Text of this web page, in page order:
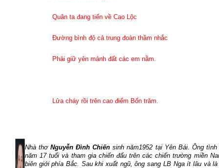
Quân ta đang tiến về Cao Lộc
Đường bình độ cả trung đoàn thầm nhắc
Phải giữ yên mảnh đất các em nằm.
Lửa cháy rồi trên cao điểm Bốn trăm.
Nhà thơNguyễn Đình Chiến sinh năm1952 tại Yên Bái. Ông tình
năm 17 tuổi và tham gia chiến đấu trên các chiến trường miền
biên giới phía Bắc. Sau khi xuất ngũ, ông sang LB Nga ít lâu và